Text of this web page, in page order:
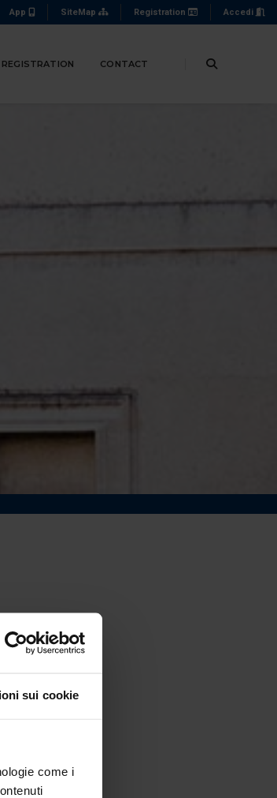
sui cookie
come i
App SiteMap Registration Accedi
REGISTRATION CONTACT